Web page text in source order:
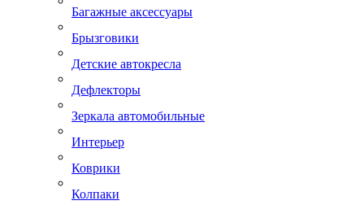
Багажные аксессуары
Брызговики
Детские автокресла
Дефлекторы
Зеркала автомобильные
Интерьер
Коврики
Колпаки